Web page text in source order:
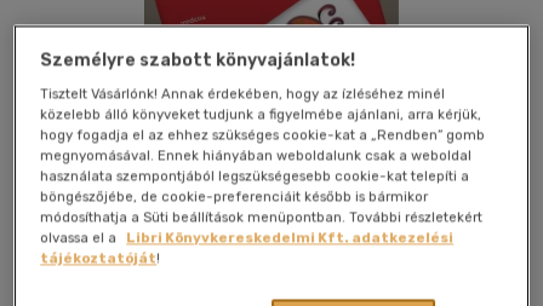
Személyre szabott könyvajánlatok!
Tisztelt Vásárlónk! Annak érdekében, hogy az ízléséhez minél
közelebb álló könyveket tudjunk a figyelmébe ajánlani, arra kérjük,
hogy fogadja el az ehhez szükséges cookie-kat a „Rendben” gomb
megnyomásával. Ennek hiányában weboldalunk csak a weboldal
használata szempontjából legszükségesebb cookie-kat telepíti a
böngészőjébe, de cookie-preferenciáit később is bármikor
módosíthatja a Süti beállítások menüpontban. További részletekért
olvassa el a
Libri Könyvkereskedelmi Kft. adatkezelési
tájékoztatóját!